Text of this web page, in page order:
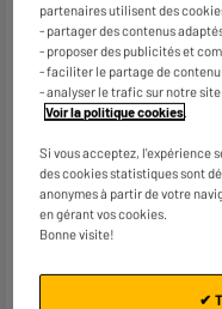
Caractéristiques
Type de produit
Coloris
Matière principale
Contenance
Caractéristiques
complémentaires
partenaires utilisent des
- partager des contenus
- proposer des publicités et
- faciliter le partage de contenu
- analyser le trafic sur notre site
Voir la politique cookies
Si vous acceptez, l'expérience
des cookies statistiques sont
anonymes à partir de votre
en gérant vos cookies.
Bonne visite!
✔